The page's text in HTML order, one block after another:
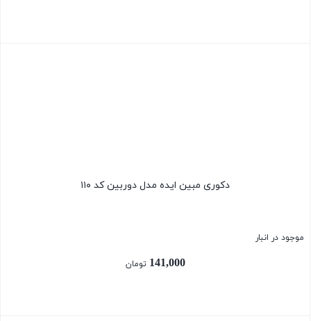
دکوری مبین ایده مدل دوربین کد ۱۱۰
موجود در انبار
141,000 تومان